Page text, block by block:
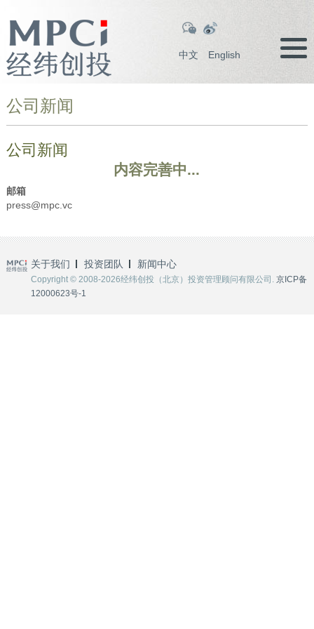
中文 English
公司新闻
公司新闻
内容完善中...
邮箱
press@mpc.vc
关于我们 投资团队 新闻中心
Copyright © 2008-2026经纬创投（北京）投资管理顾问有限公司. 京ICP备
12000623号-1